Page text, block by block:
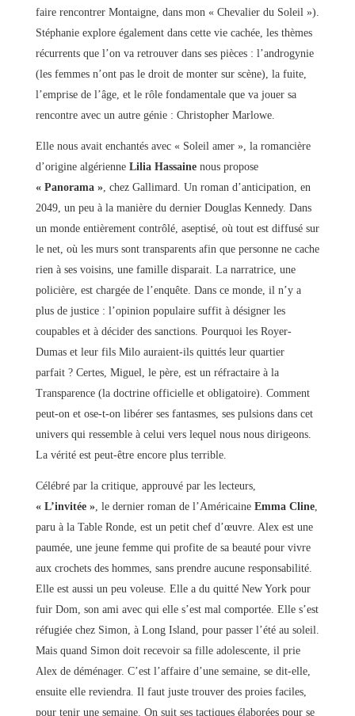
faire rencontrer Montaigne, dans mon « Chevalier du Soleil »).
Stéphanie explore également dans cette vie cachée, les thèmes
récurrents que l’on va retrouver dans ses pièces : l’androgynie
(les femmes n’ont pas le droit de monter sur scène), la fuite,
l’emprise de l’âge, et le rôle fondamentale que va jouer sa
rencontre avec un autre génie : Christopher Marlowe.
Elle nous avait enchantés avec « Soleil amer », la romancière
d’origine algérienne Lilia Hassainenous propose
« Panorama », chez Gallimard. Un roman d’anticipation, en
2049, un peu à la manière du dernier Douglas Kennedy. Dans
un monde entièrement contrôlé, aseptisé, où tout est diffusé sur
le net, où les murs sont transparents afin que personne ne cache
rien à ses voisins, une famille disparait. La narratrice, une
policière, est chargée de l’enquête. Dans ce monde, il n’y a
plus de justice : l’opinion populaire suffit à désigner les
coupables et à décider des sanctions. Pourquoi les Royer-
Dumas et leur fils Milo auraient-ils quittés leur quartier
parfait ? Certes, Miguel, le père, est un réfractaire à la
Transparence (la doctrine officielle et obligatoire). Comment
peut-on et ose-t-on libérer ses fantasmes, ses pulsions dans cet
univers qui ressemble à celui vers lequel nous nous dirigeons.
La vérité est peut-être encore plus terrible.
Célébré par la critique, approuvé par les lecteurs,
« L’invitée », le dernier roman de l’Américaine Emma Cline,
paru à la Table Ronde, est un petit chef d’œuvre. Alex est une
paumée, une jeune femme qui profite de sa beauté pour vivre
aux crochets des hommes, sans prendre aucune responsabilité.
Elle est aussi un peu voleuse. Elle a du quitté New York pour
fuir Dom, son ami avec qui elle s’est mal comportée. Elle s’est
réfugiée chez Simon, à Long Island, pour passer l’été au soleil.
Mais quand Simon doit recevoir sa fille adolescente, il prie
Alex de déménager. C’est l’affaire d’une semaine, se dit-elle,
ensuite elle reviendra. Il faut juste trouver des proies faciles,
pour tenir une semaine. On suit ses tactiques élaborées pour se